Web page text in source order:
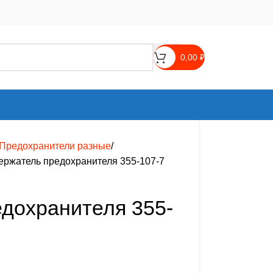
0,00 ₽
разные
предохранителя 355-107-7
355-